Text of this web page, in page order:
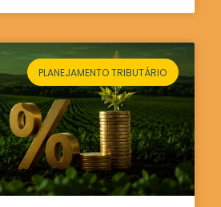
PLANEJAMENTO TRIBUTÁRIO